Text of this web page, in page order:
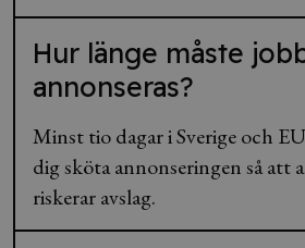
Hur länge måste
annonseras?
Minst tio dagar i Sverige och
dig sköta annonseringen så att
riskerar avslag.